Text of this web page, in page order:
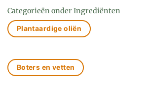
Categorieën onder Ingrediënten
Plantaardige oliën
Boters en vetten